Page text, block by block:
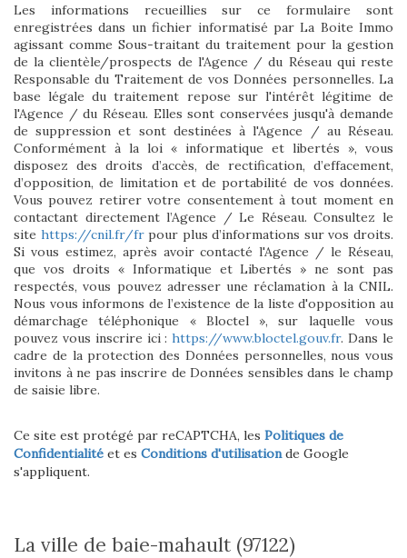
Les informations recueillies sur ce formulaire sont
enregistrées dans un fichier informatisé par La Boite Immo
agissant comme Sous-traitant du traitement pour la gestion
de la clientèle/prospects de l'Agence / du Réseau qui reste
Responsable du Traitement de vos Données personnelles. La
base légale du traitement repose sur l'intérêt légitime de
l'Agence / du Réseau. Elles sont conservées jusqu'à demande
de suppression et sont destinées à l'Agence / au Réseau.
Conformément à la loi « informatique et libertés », vous
disposez des droits d’accès, de rectification, d’effacement,
d’opposition, de limitation et de portabilité de vos données.
Vous pouvez retirer votre consentement à tout moment en
contactant directement l’Agence / Le Réseau. Consultez le
site https://cnil.fr/frpour plus d’informations sur vos droits.
Si vous estimez, après avoir contacté l'Agence / le Réseau,
que vos droits « Informatique et Libertés » ne sont pas
respectés, vous pouvez adresser une réclamation à la CNIL.
Nous vous informons de l’existence de la liste d'opposition au
démarchage téléphonique « Bloctel », sur laquelle vous
pouvez vous inscrire ici :https://www.bloctel.gouv.fr. Dans le
cadre de la protection des Données personnelles, nous vous
invitons à ne pas inscrire de Données sensibles dans le champ
de saisie libre.
Ce site est protégé par reCAPTCHA, les Politiques de
Confidentialité et es Conditions d'utilisationde Google
s'appliquent.
la ville de baie-mahault (97122)